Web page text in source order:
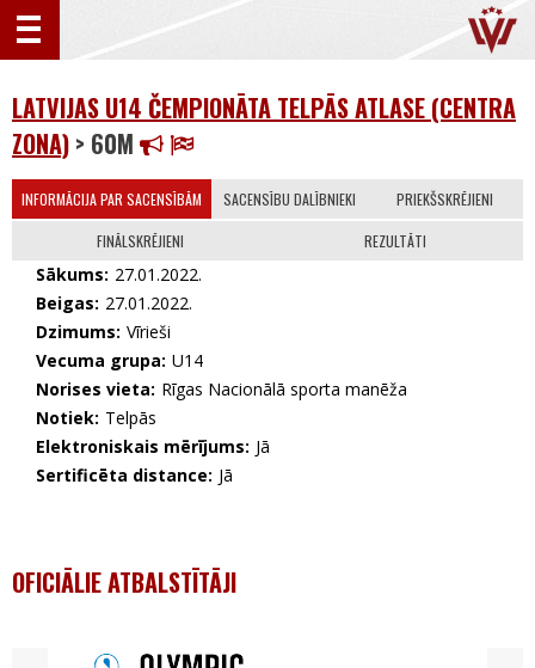
LATVIJAS U14 ČEMPIONĀTA TELPĀS ATLASE (CENTRA
ZONA) > 60M
INFORMĀCIJA PAR SACENSĪBĀM SACENSĪBU DALĪBNIEKI PRIEKŠSKRĒJIENI
FINĀLSKRĒJIENI REZULTĀTI
Sākums: 27.01.2022.
Beigas: 27.01.2022.
Dzimums: Vīrieši
Vecuma grupa: U14
Norises vieta: Rīgas Nacionālā sporta manēža
Notiek: Telpās
Elektroniskais mērījums: Jā
Sertificēta distance: Jā
OFICIĀLIE ATBALSTĪTĀJI